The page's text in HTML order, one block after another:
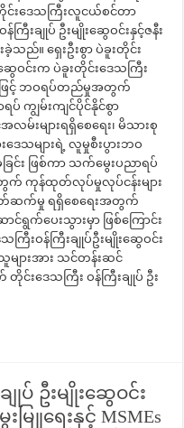
င်းဒေသကြီးလူငယ်စင်တာ
ြီးချုပ် ဦးမျိုးဆွေဝင်းနှင့်ဇနီး
သည်။ ရှေးဦးစွာ ပဲခူးတိုင်း
ေဝင်းက ပဲခူးတိုင်းဒေသကြီး
ဖြင့် ဘဝရပ်တည်မှုအတွက်
ပ် ကျွမ်းကျင်ပိုင်နိုင်စွာ
းများရရှိစေရေး၊ မိသားစု
ဒေသများရဲ့ လူမှုစီးပွားဘဝ
င်း ဖြစ်ကာ သက်မွေးပညာရပ်
က် ကုန်ထုတ်လုပ်မှုလုပ်ငန်းများ
ျိတ်ဆက်မှု ရရှိစေရေးအတွက်
ရွက်ပေးသွားမှာ ဖြစ်ကြောင်း
ြီးဝန်ကြီးချုပ်ဦးမျိုးဆွေဝင်း
ျားအား သင်တန်းဆင်
င်းဒေသကြီး ဝန်ကြီးချုပ် ဦး
ပ် ဦးမျိုးဆွေဝင်း
မြူရေးနှင့် MSMEs